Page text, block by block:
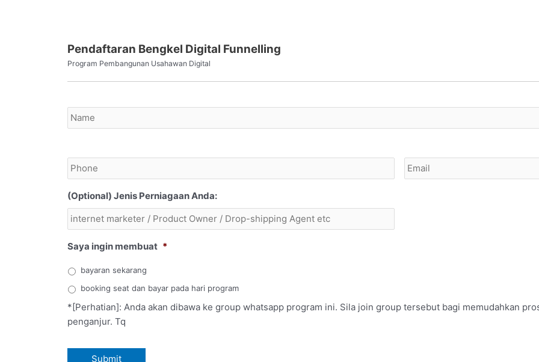
Pendaftaran Bengkel Digital Funnelling
Program Pembangunan Usahawan Digital
Name
Ibubapa/penjaga
(Optional)
(Optional) Jenis Perniagaan Anda:
Saya ingin membuat *
bayaran sekarang
booking seat dan bayar pada hari program
*[Perhatian]: Anda akan dibawa ke group whatsapp program ini. Sila join group tersebut bagi memudahkan
penganjur. Tq